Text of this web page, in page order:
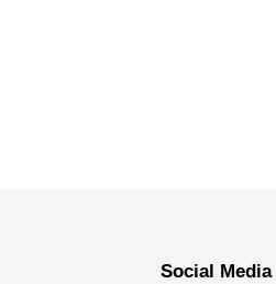
Social Media